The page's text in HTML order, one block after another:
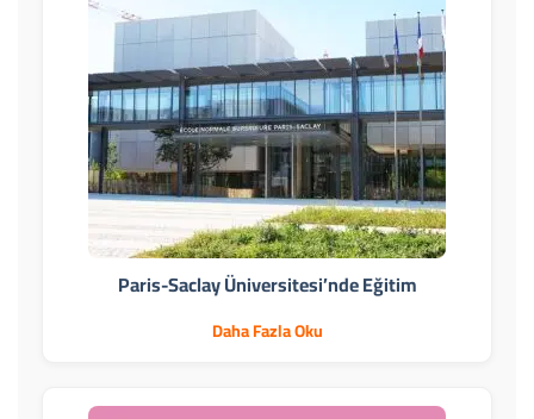
Paris-Saclay Üniversitesi’nde Eğitim
Daha Fazla Oku